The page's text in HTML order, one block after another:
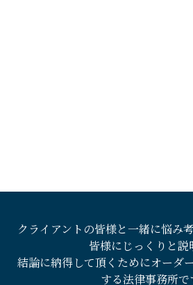
クライアントの皆様と一緒に悩み
皆様にじっくりと説
結論に納得して頂くためにオーダ
する法律事務所で